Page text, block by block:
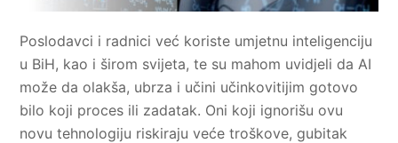
Poslodavci i radnici već koriste umjetnu inteligenciju
u BiH, kao i širom svijeta, te su mahom uvidjeli da AI
može da olakša, ubrza i učini učinkovitijim gotovo
bilo koji proces ili zadatak. Oni koji ignorišu ovu
novu tehnologiju riskiraju veće troškove, gubitak